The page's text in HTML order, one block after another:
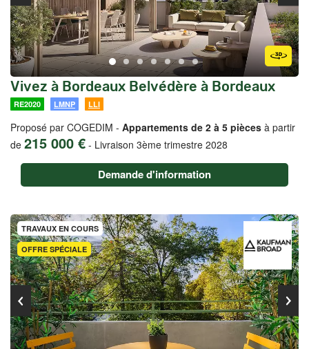
Vivez à Bordeaux Belvédère à Bordeaux
RE2020 LMNP LLI
Proposé par COGEDIM - Appartements de 2 à 5 pièces à partir
de 215 000 € - Livraison 3ème trimestre 2028
Demande d'information
OFFRE SPÉCIALE
TRAVAUX EN COURS